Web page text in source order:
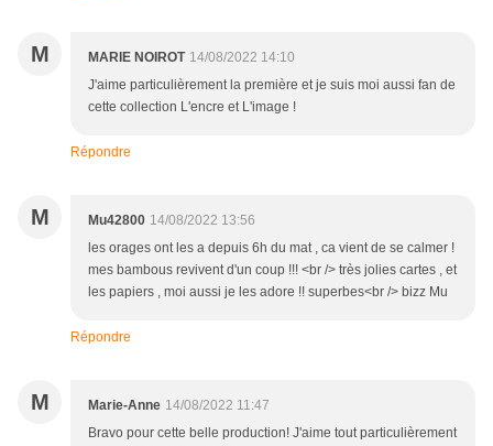
M MARIE NOIROT 14/08/2022 14:10
J'aime particulièrement la première et je suis moi aussi fan de
cette collection L'encre et L'image !
Répondre
M Mu42800 14/08/2022 13:56
les orages ont les a depuis 6h du mat , ca vient de se calmer !
mes bambous revivent d'un coup !!! <br /> très jolies cartes , et
les papiers , moi aussi je les adore !! superbes<br /> bizz Mu
Répondre
M Marie-Anne 14/08/2022 11:47
Bravo pour cette belle production! J'aime tout particulièrement